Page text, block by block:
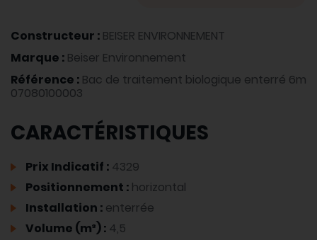
Constructeur : BEISER ENVIRONNEMENT
Marque : Beiser Environnement
Référence : Bac de traitement biologique enterré 6m
07080100003
CARACTÉRISTIQUES
Prix Indicatif : 4329
Positionnement : horizontal
Installation : enterrée
Volume (m³) : 4,5